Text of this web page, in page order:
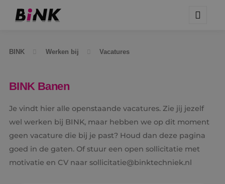
BINK Werken bij Vacatures
BINK Banen
Je vindt hier alle openstaande vacatures. Zie jij jezelf
wel werken bij BINK, maar hebben we op dit moment
geen vacature die bij je past? Houd dan deze pagina
goed in de gaten. Of stuur een open sollicitatie met
motivatie en CV naar sollicitatie@binktechniek.nl